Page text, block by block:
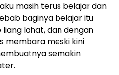
masih terus belajar dan
baginya belajar itu
lahat, dan dengan
membara meski kini
semakin